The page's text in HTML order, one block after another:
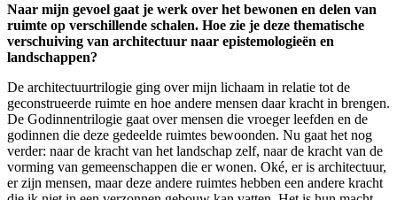
Naar mijn gevoel gaat je werk over het bewonen en delen van
ruimte op verschillende schalen. Hoe zie je deze thematische
verschuiving van architectuur naar epistemologieën en
landschappen?
De architectuurtrilogie ging over mijn lichaam in relatie tot de
geconstrueerde ruimte en hoe andere mensen daar kracht in brengen.
De Godinnentrilogie gaat over mensen die vroeger leefden en de
godinnen die deze gedeelde ruimtes bewoonden. Nu gaat het nog
verder: naar de kracht van het landschap zelf, naar de kracht van de
vorming van gemeenschappen die er wonen. Oké, er is architectuur,
er zijn mensen, maar deze andere ruimtes hebben een andere kracht